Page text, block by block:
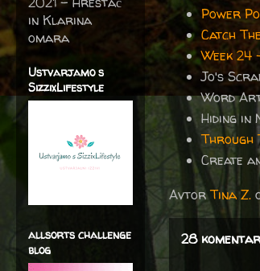
Power
Catch
Week
Jo's
Word
Hiding
Through
Create
AvtorTina Z.
28
in Klarina
omara
Ustvarjamo s
SizzixLifestyle
allsorts challenge
blog